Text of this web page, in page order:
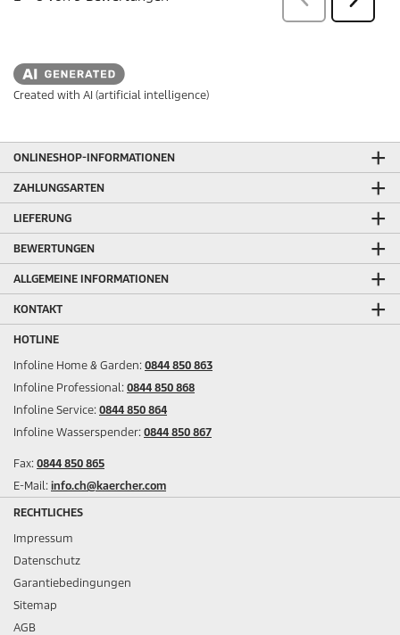
Created with AI (artificial intelligence)
ONLINESHOP-INFORMATIONEN
ZAHLUNGSARTEN
LIEFERUNG
BEWERTUNGEN
ALLGEMEINE INFORMATIONEN
KONTAKT
HOTLINE
Infoline Home & Garden: 0844 850 863
Infoline Professional: 0844 850 868
Infoline Service: 0844 850 864
Infoline Wasserspender: 0844 850 867
Fax: 0844 850 865
E-Mail: info.ch@kaercher.com
RECHTLICHES
Impressum
Datenschutz
Garantiebedingungen
Sitemap
AGB